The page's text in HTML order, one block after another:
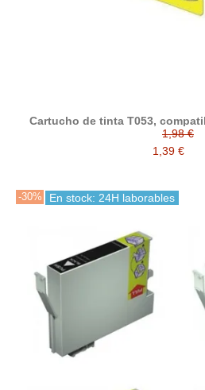
Cartucho de tinta T053,
1,98 €
1,39 €
-30% En stock: 24H laborables